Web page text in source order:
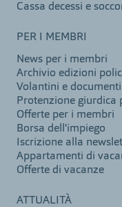
Cassa decessi e
PER I MEMBRI
News per i membri
Archivio edizioni
Volantini e documenti
Protenzione giurdica
Offerte per i membri
Borsa dell'impiego
Iscrizione alla
Appartamenti di
Offerte di vacanze
ATTUALITÀ